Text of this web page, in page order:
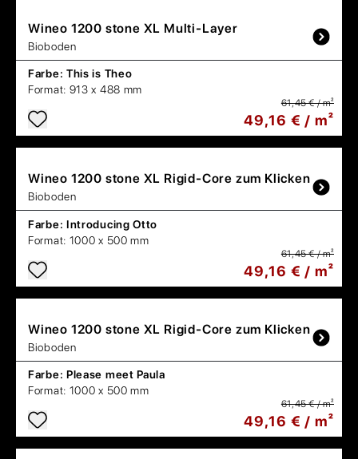
Wineo 1200 stone XL Multi-Layer
Bioboden
Farbe: This is Theo
Format: 913 x 488 mm
61,45 € / m²
49,16 € / m²
Wineo 1200 stone XL Rigid-Core zum Klicken
Bioboden
Farbe: Introducing Otto
Format: 1000 x 500 mm
61,45 € / m²
49,16 € / m²
Wineo 1200 stone XL Rigid-Core zum Klicken
Bioboden
Farbe: Please meet Paula
Format: 1000 x 500 mm
61,45 € / m²
49,16 € / m²